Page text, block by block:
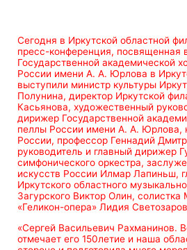
Сегодня в Иркутской областной
пресс-конференция, посвященная
Государственной акаде­мической
России имени А. А. Юрлова в
выступили министр культуры
Полунина, директор Иркутской
Касьянова, художественный
дирижер Государственной
пеллы России имени А. А. Юрлова,
России, профессор Геннадий
руководитель и главный дирижер
симфонического оркестра,
искусств России Илмар Лапиньш,
Иркутского областного
Загурского Виктор Олин, солистка
«Геликон-опера» Лидия
«Сергей Васильевич Рахманинов.
отмечает его 150летие и наша